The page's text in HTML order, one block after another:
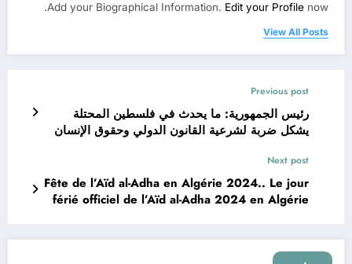
Add your Biographical Information. Edit your Profile now.
View All Posts
Previous post
رئيس الجمهورية: ما يحدث في فلسطين المحتلة
يشكل ضربة لشرعية القانون الدولي وحقوق الإنسان
Next post
Fête de l’Aïd al-Adha en Algérie 2024.. Le jour
férié officiel de l’Aïd al-Adha 2024 en Algérie